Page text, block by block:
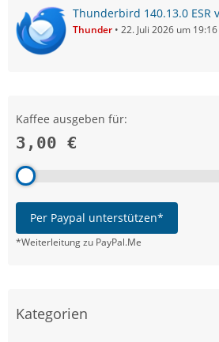
Thunderbird 140.13.0 ESR
Thunder 22. Juli 2026 um 19:16
Kaffee ausgeben für:
3,00 €
Per Paypal unterstützen*
*Weiterleitung zu PayPal.Me
Kategorien